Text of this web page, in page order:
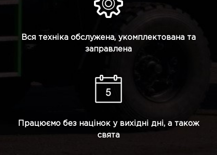
Вся техніка обслужена, укомплектована та
заправлена
Працюємо без націнок у вихідні дні, а також
свята